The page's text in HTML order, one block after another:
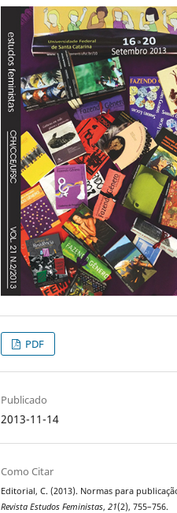
PDF
Publicado
2013-11-14
Como Citar
Editorial, C. (2013). Normas para
Revista Estudos Feministas,21(2), 755–756.